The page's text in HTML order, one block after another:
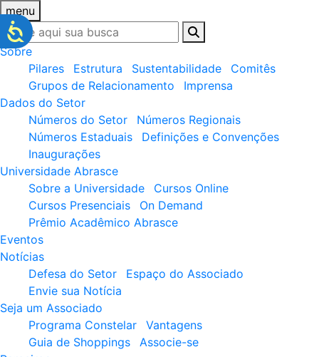
menu
Sobre
Pilares
Estrutura Sustentabilidade
Comitês
Grupos de Relacionamento
Imprensa
Dados do Setor
Números do Setor
Números Regionais
Números Estaduais
Definições e Convenções
Inaugurações
Universidade Abrasce
Sobre a Universidade
Cursos Online
Cursos Presenciais
On Demand
Prêmio Acadêmico Abrasce
Eventos
Notícias
Defesa do Setor
Espaço do Associado
Envie sua Notícia
Seja um Associado
Programa Constelar
Vantagens
Guia de Shoppings
Associe-se